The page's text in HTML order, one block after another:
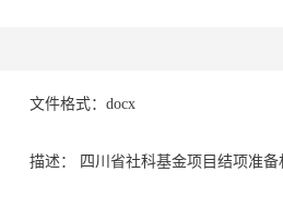
文件格式：docx
描述： 四川省社科基金项目结项准备